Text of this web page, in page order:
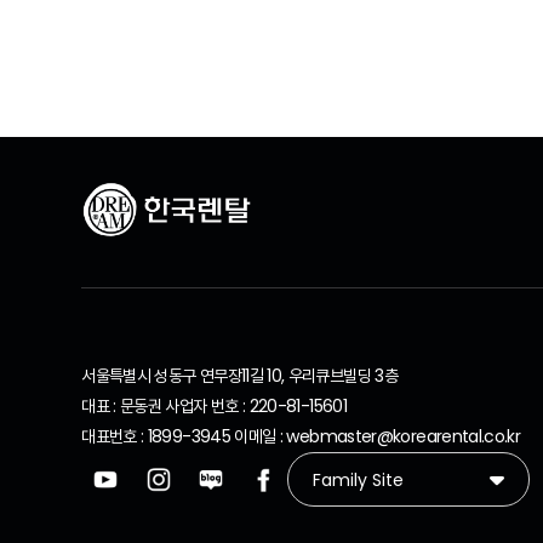
서울특별시 성동구 연무장11길 10, 우리큐브빌딩 3층
대표 : 문동권 사업자 번호 : 220-81-15601
대표번호 : 1899-3945 이메일 : webmaster@korearental.co.kr